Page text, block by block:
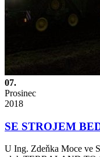
07.
Prosinec
2018
SE STROJEM
U Ing. Zdeňka Moce ve